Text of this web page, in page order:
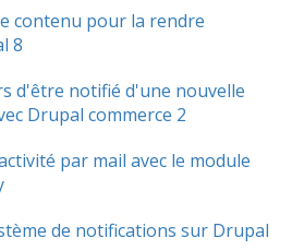
contenu pour la rendre
8
d'être notifié d'une nouvelle
Drupal commerce 2
par mail avec le module
de notifications sur Drupal